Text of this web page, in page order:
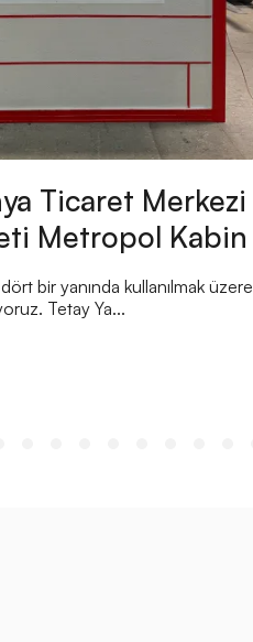
Ticaret Merkezi
Metropol Kabin
bir yanında kullanılmak
Tetay Ya...